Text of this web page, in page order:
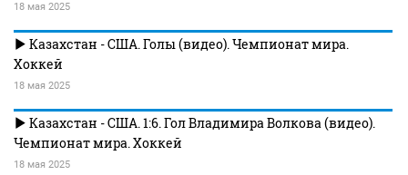
18 мая 2025
Казахстан - США. Голы (видео). Чемпионат мира.
Хоккей
18 мая 2025
Казахстан - США. 1:6. Гол Владимира Волкова (видео).
Чемпионат мира. Хоккей
18 мая 2025